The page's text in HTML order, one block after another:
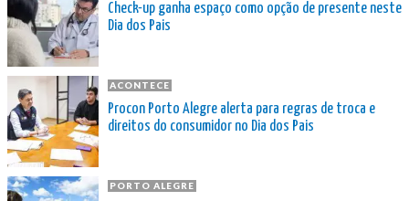
Check-up ganha espaço como opção de presente neste
Dia dos Pais
ACONTECE
Procon Porto Alegre alerta para regras de troca e
direitos do consumidor no Dia dos Pais
PORTO ALEGRE